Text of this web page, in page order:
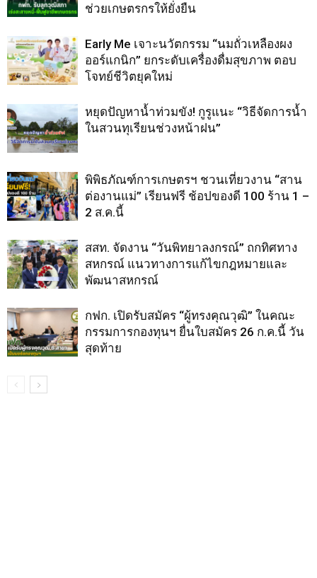
ช่วยเกษตรกรให้ยั่งยืน
Early Me เจาะนวัตกรรม “นมถั่วเหลืองผง
ออร์แกนิก” ยกระดับเครื่องดื่มสุขภาพ ตอบ
โจทย์ชีวิตยุคใหม่
หยุดปัญหาน้ำท่วมขัง! กูรูแนะ “วิธีจัดการน้ำ
ในสวนทุเรียนช่วงหน้าฝน”
พิพิธภัณฑ์การเกษตรฯ ชวนเที่ยวงาน “สาน
ต่องานแม่” เรียนฟรี ช้อปของดี 100 ร้าน 1 –
2 ส.ค.นี้
สสท. จัดงาน “วันพิทยาลงกรณ์” ถกทิศทาง
สหกรณ์ แนวทางการแก้ไขกฎหมายและ
พัฒนาสหกรณ์
กฟก. เปิดรับสมัคร “ผู้ทรงคุณวุฒิ” ในคณะ
กรรมการกองทุนฯ ยื่นใบสมัคร 26 ก.ค.นี้ วัน
สุดท้าย